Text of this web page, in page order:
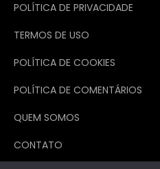
POLÍTICA DE PRIVACIDADE
TERMOS DE USO
POLÍTICA DE COOKIES
POLÍTICA DE COMENTÁRIOS
QUEM SOMOS
CONTATO